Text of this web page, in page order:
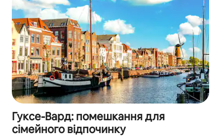
Гуксе-Вард: помешкання для
сімейного відпочинку